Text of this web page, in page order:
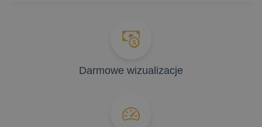
Darmowe wizualizacje